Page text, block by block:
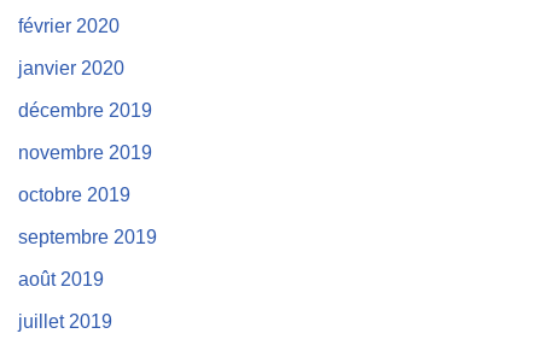
février 2020
janvier 2020
décembre 2019
novembre 2019
octobre 2019
septembre 2019
août 2019
juillet 2019